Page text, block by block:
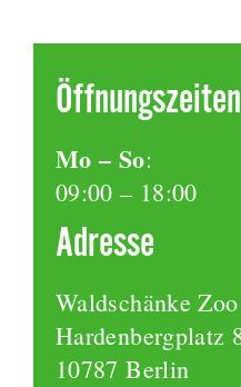
Öffnungszeiten
Mo – So:
09:00 – 18:00
Adresse
Waldschänke
Hardenbergplatz
10787 Berlin